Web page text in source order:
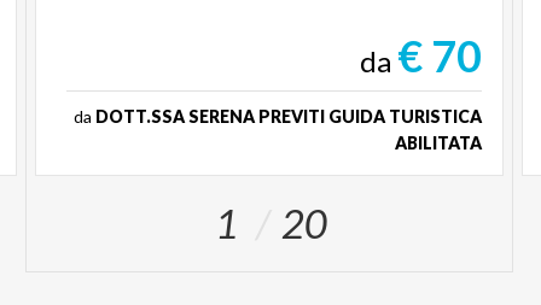
da € 70
da DOTT.SSA SERENA PREVITI GUIDA TURISTICA
ABILITATA
1 20